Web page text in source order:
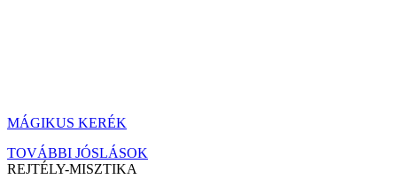
MÁGIKUS KERÉK
TOVÁBBI JÓSLÁSOK
REJTÉLY-MISZTIKA